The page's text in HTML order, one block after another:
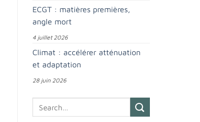
ECGT : matières premières,
angle mort
4 juillet 2026
Climat : accélérer atténuation
et adaptation
28 juin 2026